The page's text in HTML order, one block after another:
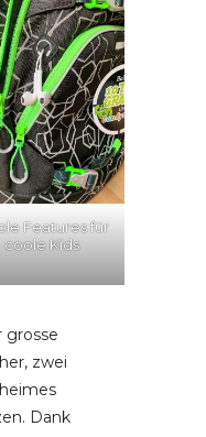
Features für
coole Kids
grosse
zwei
Dank